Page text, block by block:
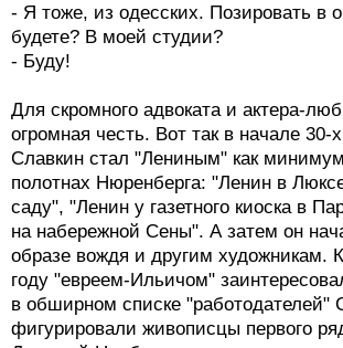
- Я тоже, из одесских. Позировать в
будете? В моей студии?
- Буду!
Для скромного адвоката и актера-
огромная честь. Вот так в начале
Славкин стал "Лениным" как
полотнах Нюренберга: "Ленин в
саду", "Ленин у газетного киоска в
на набережной Сены". А затем он
образе вождя и другим художникам.
году "евреем-Ильичом"
в обширном списке "работодателей"
фигурировали живописцы первого